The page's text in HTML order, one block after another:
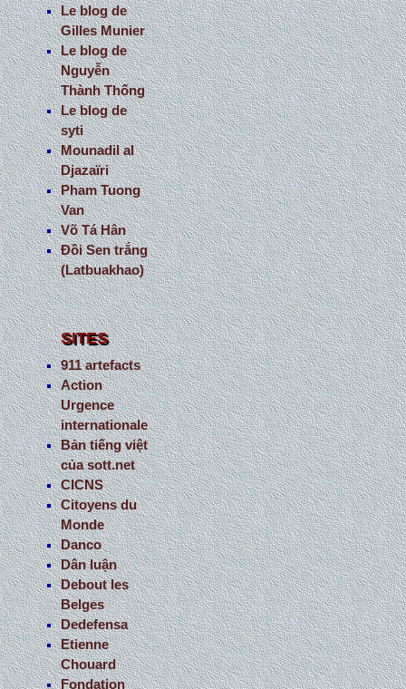
Le blog de
Gilles Munier
Le blog de
Nguyễn
Thành Thống
Le blog de
syti
Mounadil al
Djazaïri
Pham Tuong
Van
Võ Tá Hân
Đồi Sen trắng
(Latbuakhao)
SITES
911 artefacts
Action
Urgence
internationale
Bản tiếng việt
của sott.net
CICNS
Citoyens du
Monde
Danco
Dân luận
Debout les
Belges
Dedefensa
Etienne
Chouard
Fondation